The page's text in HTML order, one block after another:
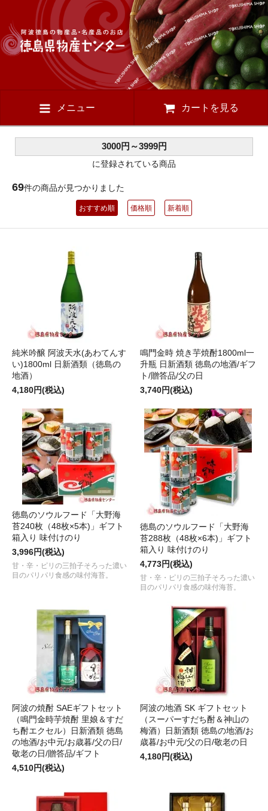
メニュー カートを見る
3000円～3999円
に登録されている商品
69件の商品が見つかりました
おすすめ順 価格順 新着順
純米吟醸 阿波天水(あわてんす
い)1800ml 日新酒類（徳島の
地酒）
4,180円(税込)
鳴門金時 焼き芋焼酎1800ml一
升瓶 日新酒類 徳島の地酒/ギフ
ト/贈答品/父の日
3,740円(税込)
徳島のソウルフード「大野海
苔240枚（48枚×5本)」ギフト
箱入り 味付けのり
3,996円(税込)
甘・辛・ピリの三拍子そろった濃い
目のパリパリ食感の味付海苔。
徳島のソウルフード「大野海
苔288枚（48枚×6本)」ギフト
箱入り 味付けのり
4,773円(税込)
甘・辛・ピリの三拍子そろった濃い
目のパリパリ食感の味付海苔。
阿波の焼酎 SAEギフトセット
（鳴門金時芋焼酎 里娘＆すだ
ち酎エクセル）日新酒類 徳島
の地酒/お中元/お歳暮/父の日/
敬老の日/贈答品/ギフト
4,510円(税込)
阿波の地酒 SK ギフトセット
（スーパーすだち酎＆神山の
梅酒）日新酒類 徳島の地酒/お
歳暮/お中元/父の日/敬老の日
4,180円(税込)